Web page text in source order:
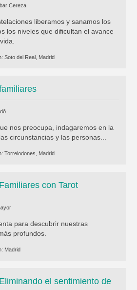
Cereza
liberamos y sanamos los
los niveles que dificultan el avance
Soto del Real, Madrid
nos preocupa, indagaremos en la
circunstancias y las personas...
Torrelodones, Madrid
con Tarot
para descubrir nuestras
profundos.
Madrid
el sentimiento de